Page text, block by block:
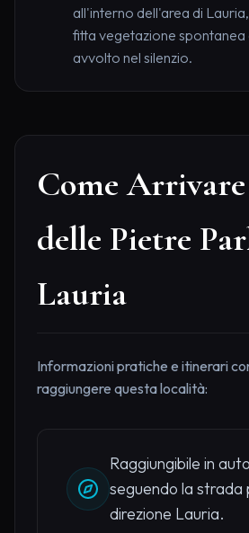
all'interno dell'area di
fitta vegetazione spontanea
avvolto nel silenzio.
Come
delle Pietre
Lauria
Informazioni pratiche e itinerari
raggiungere questa località:
Raggiungibile in
seguendo la strada
direzione Lauria.